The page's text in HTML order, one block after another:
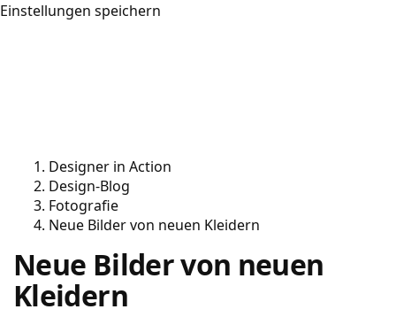
Einstellungen speichern
Designer in Action
Design-Blog
Fotografie
Neue Bilder von neuen Kleidern
Neue Bilder von neuen
Kleidern